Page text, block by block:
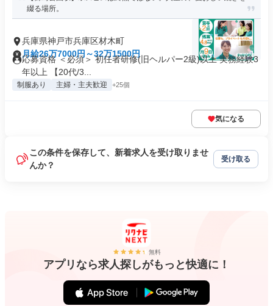
綴る場所。
兵庫県神戸市兵庫区材木町
月給26万7000円～32万1500円
応募資格 ＜必須＞ 初任者研修(旧ヘルパー2級)以上 実務経験3
年以上 【20代/3...
制服あり 主婦・主夫歓迎 +25個
気になる
この条件を保存して、新着求人を受け取りませ
んか？
受け取る
無料
アプリなら求人探しがもっと快適に！